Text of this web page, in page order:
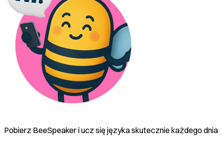
Pobierz BeeSpeaker i ucz się języka skutecznie każdego dnia